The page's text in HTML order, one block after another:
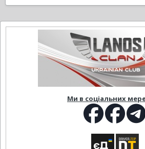
Ми в соціальних